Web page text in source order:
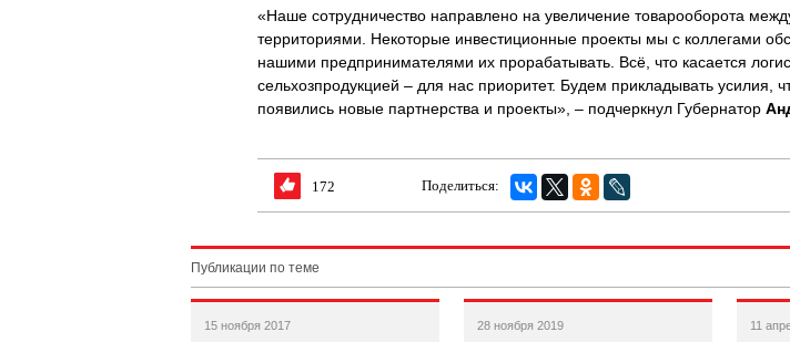
«Наше сотрудничество направлено на увеличение товарооборота
территориями. Некоторые инвестиционные проекты мы с коллегами
нашими предпринимателями их прорабатывать. Всё, что касается
сельхозпродукцией – для нас приоритет. Будем прикладывать усилия,
появились новые партнерства и проекты», – подчеркнул Губернатор
172 Поделиться:
Публикации по теме
15 ноября 2017 28 ноября 2019 11